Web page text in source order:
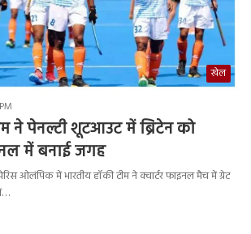
खेल
ने पेनल्टी शूटआउट में ब्रिटेन को
में बनाई जगह
ओलंपिक में भारतीय हॉकी टीम ने क्वार्टर फाइनल मैच में ग्रेट